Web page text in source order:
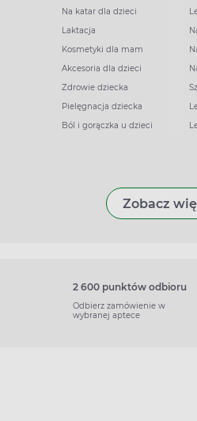
Na katar dla dzieci
Laktacja
Kosmetyki dla mam
Akcesoria dla dzieci
Zdrowie dziecka
Pielęgnacja dziecka
Ból i gorączka u dzieci
Zobacz
2 600 punktów odbioru
Odbierz zamówienie w
wybranej aptece